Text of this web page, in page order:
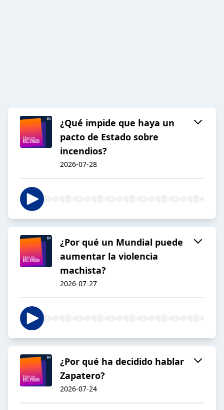
¿Qué impide que haya un
pacto de Estado sobre
incendios?
2026-07-28
¿Por qué un Mundial puede
aumentar la violencia
machista?
2026-07-27
¿Por qué ha decidido hablar
Zapatero?
2026-07-24